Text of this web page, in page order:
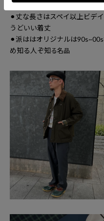
イズ感等にアップデートした
⚫︎丈な長さはスペイ以上ビデ
うどいい着丈
⚫︎派ははオリジナルは
め知る人ぞ知る名品